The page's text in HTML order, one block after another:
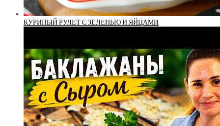
КУРИНЫЙ РУЛЕТ С ЗЕЛЕНЬЮ И ЯЙЦАМИ